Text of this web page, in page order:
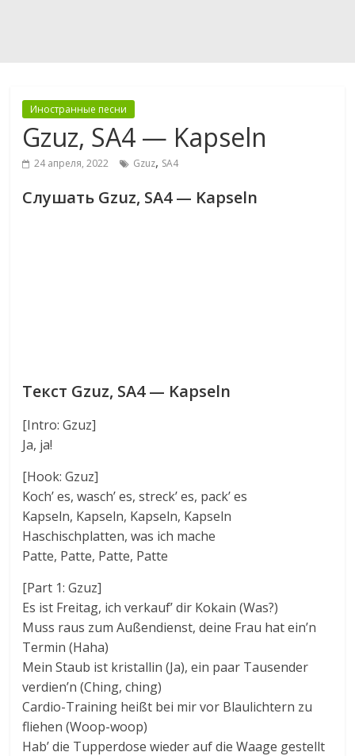
Иностранные песни
Gzuz, SA4 — Kapseln
24 апреля, 2022 Gzuz, SA4
Слушать Gzuz, SA4 — Kapseln
Текст Gzuz, SA4 — Kapseln
[Intro: Gzuz]
Ja, ja!
[Hook: Gzuz]
Koch’ es, wasch’ es, streck’ es, pack’ es
Kapseln, Kapseln, Kapseln, Kapseln
Haschischplatten, was ich mache
Patte, Patte, Patte, Patte
[Part 1: Gzuz]
Es ist Freitag, ich verkauf’ dir Kokain (Was?)
Muss raus zum Außendienst, deine Frau hat ein’n
Termin (Haha)
Mein Staub ist kristallin (Ja), ein paar Tausender
verdien’n (Ching, ching)
Cardio-Training heißt bei mir vor Blaulichtern zu
fliehen (Woop-woop)
Hab’ die Tupperdose wieder auf die Waage gestellt